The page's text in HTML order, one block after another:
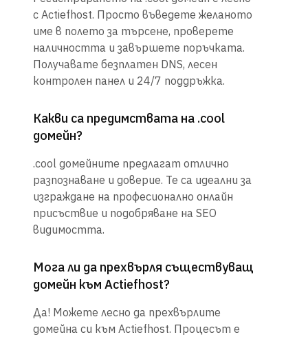
с Actiefhost. Просто въведете желаното
име в полето за търсене, проверете
наличността и завършете поръчката.
Получавате безплатен DNS, лесен
контролен панел и 24/7 поддръжка.
Какви са предимствата на .cool
домейн?
.cool домейните предлагат отлично
разпознаване и доверие. Те са идеални за
изграждане на професионално онлайн
присъствие и подобряване на SEO
видимостта.
Мога ли да прехвърля съществуващ
домейн към Actiefhost?
Да! Можете лесно да прехвърлите
домейна си към Actiefhost. Процесът е